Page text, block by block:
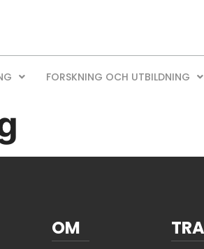
FORSKNING OCH UTBILDNING
OM